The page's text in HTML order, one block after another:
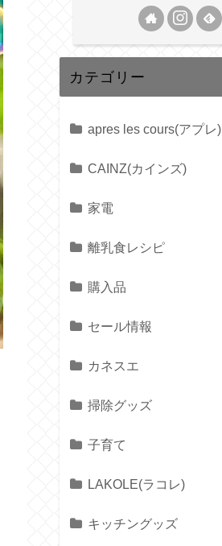
カテゴリー
apres les cours(アプレ)
CAINZ(カインズ)
家電
離乳食レシピ
購入品
セール情報
カネスエ
掃除グッズ
子育て
LAKOLE(ラコレ)
キッチングッズ